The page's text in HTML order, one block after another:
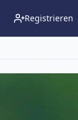
Registrieren